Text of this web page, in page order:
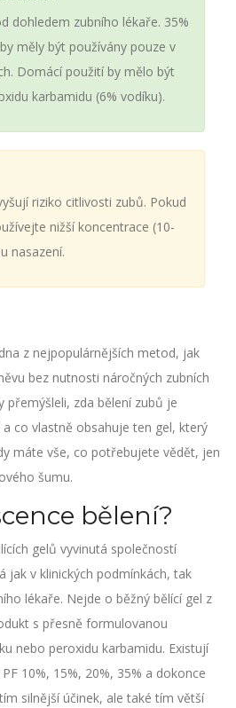
dohledem zubního lékaře. 35%
měly být používány pouze v
Domácí použití by mělo být
karbamidu (6% vodíku).
riziko citlivosti zubů. Pokud
nižší koncentrace (10-
nasazení.
z nejpopulárnějších metod, jak
bez nutnosti náročných zubních
přemýšleli, zda bělení zubů je
co vlastně obsahuje ten gel, který
máte vše, co potřebujete vědět, jen
šumu.
bělení?
gelů vyvinutá společností
jak v klinických podmínkách, tak
lékaře. Nejde o běžný bělící gel z
s přesně formulovanou
nebo peroxidu karbamidu. Existují
10%, 15%, 20%, 35% a dokonce
silnější účinek, ale také tím větší